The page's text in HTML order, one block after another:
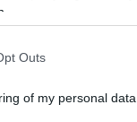
Outs
of my personal data.